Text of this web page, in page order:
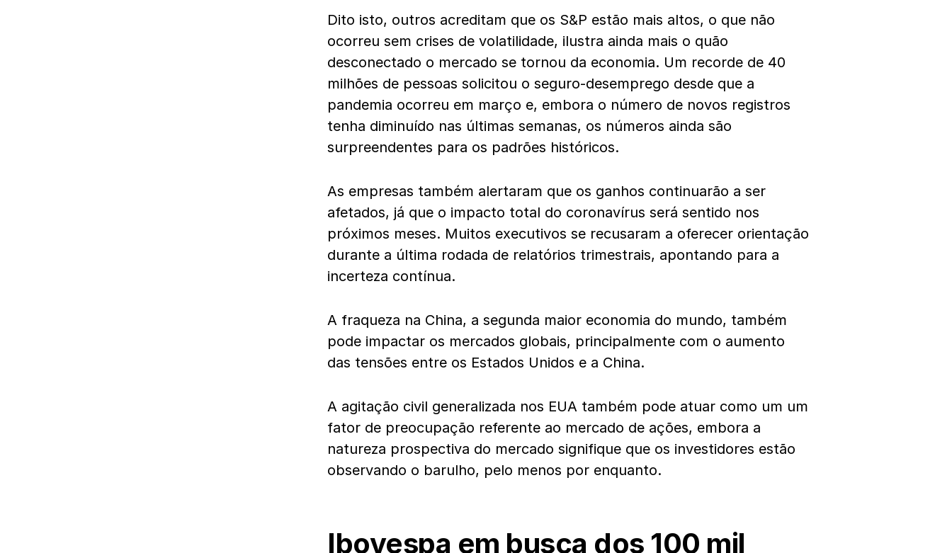
Dito isto, outros acreditam que os S&P estão mais altos, o que não
ocorreu sem crises de volatilidade, ilustra ainda mais o quão
desconectado o mercado se tornou da economia. Um recorde de 40
milhões de pessoas solicitou o seguro-desemprego desde que a
pandemia ocorreu em março e, embora o número de novos registros
tenha diminuído nas últimas semanas, os números ainda são
surpreendentes para os padrões históricos.
As empresas também alertaram que os ganhos continuarão a ser
afetados, já que o impacto total do coronavírus será sentido nos
próximos meses. Muitos executivos se recusaram a oferecer orientação
durante a última rodada de relatórios trimestrais, apontando para a
incerteza contínua.
A fraqueza na China, a segunda maior economia do mundo, também
pode impactar os mercados globais, principalmente com o aumento
das tensões entre os Estados Unidos e a China.
A agitação civil generalizada nos EUA também pode atuar como um um
fator de preocupação referente ao mercado de ações, embora a
natureza prospectiva do mercado signifique que os investidores estão
observando o barulho, pelo menos por enquanto.
Ibovespa em busca dos 100 mil